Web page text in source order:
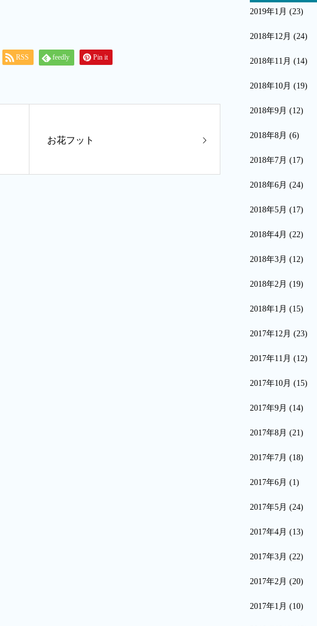
RSS feedly Pin it
お花フット
2019年1月 (23)
2018年12月 (24)
2018年11月 (14)
2018年10月 (19)
2018年9月 (12)
2018年8月 (6)
2018年7月 (17)
2018年6月 (24)
2018年5月 (17)
2018年4月 (22)
2018年3月 (12)
2018年2月 (19)
2018年1月 (15)
2017年12月 (23)
2017年11月 (12)
2017年10月 (15)
2017年9月 (14)
2017年8月 (21)
2017年7月 (18)
2017年6月 (1)
2017年5月 (24)
2017年4月 (13)
2017年3月 (22)
2017年2月 (20)
2017年1月 (10)